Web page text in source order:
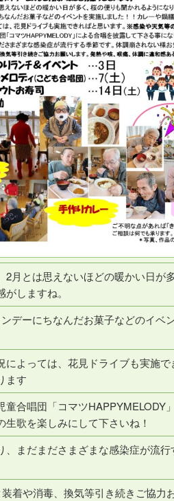
2月とは思えないほどの暖かい日が
しますね。
デーにちなんだお菓子などのイベ
によっては、花見ドライブも実施
ます
童合唱団「コマツHAPPYMELODY
歌を楽しみにして下さいね！
、まだまださまざまな感染症が流
着や消毒、換気等引き続きご協力